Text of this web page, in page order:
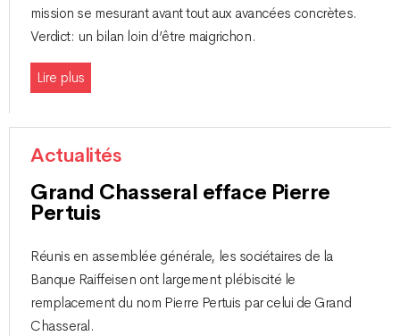
mission se mesurant avant tout aux avancées concrètes.
Verdict : un bilan loin d’être maigrichon.
Lire plus
Actualités
Grand Chasseral efface Pierre
Pertuis
Réunis en assemblée générale, les sociétaires de la
Banque Raiffeisen ont largement plébiscité le
remplacement du nom Pierre Pertuis par celui de Grand
Chasseral.